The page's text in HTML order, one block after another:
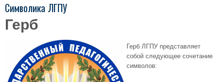
Символика ЛГПУ
Герб
Герб ЛГПУ представляет
собой следующее сочетание
символов: